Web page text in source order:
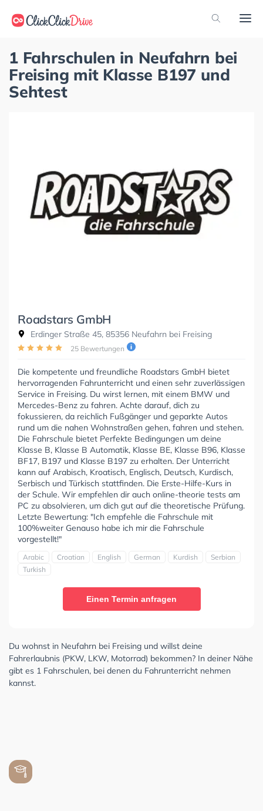
1 Fahrschulen in Neufahrn bei
Freising mit Klasse B197 und
Sehtest
Roadstars GmbH
Erdinger Straße 45, 85356 Neufahrn bei Freising
25 Bewertungen
Die kompetente und freundliche Roadstars GmbH bietet
hervorragenden Fahrunterricht und einen sehr zuverlässigen
Service in Freising. Du wirst lernen, mit einem BMW und
Mercedes-Benz zu fahren. Achte darauf, dich zu
fokussieren, da reichlich Fußgänger und geparkte Autos
rund um die nahen Wohnstraßen gehen, fahren und stehen.
Die Fahrschule bietet Perfekte Bedingungen um deine
Klasse B, Klasse B Automatik, Klasse BE, Klasse B96, Klasse
BF17, B197 und Klasse B197 zu erhalten. Der Unterricht
kann auf Arabisch, Kroatisch, Englisch, Deutsch, Kurdisch,
Serbisch und Türkisch stattfinden. Die Erste-Hilfe-Kurs in
der Schule. Wir empfehlen dir auch online-theorie tests am
PC zu absolvieren, um dich gut auf die theoretische Prüfung.
Letzte Bewertung: "Ich empfehle die Fahrschule mit
100%weiter Genauso habe ich mir die Fahrschule
vorgestellt!"
Arabic Croatian English German Kurdish
Serbian
Turkish
Einen Termin anfragen
Du wohnst in Neufahrn bei Freising und willst deine
Fahrerlaubnis (PKW, LKW, Motorrad) bekommen? In deiner Nähe
gibt es 1 Fahrschulen, bei denen du Fahrunterricht nehmen
kannst.